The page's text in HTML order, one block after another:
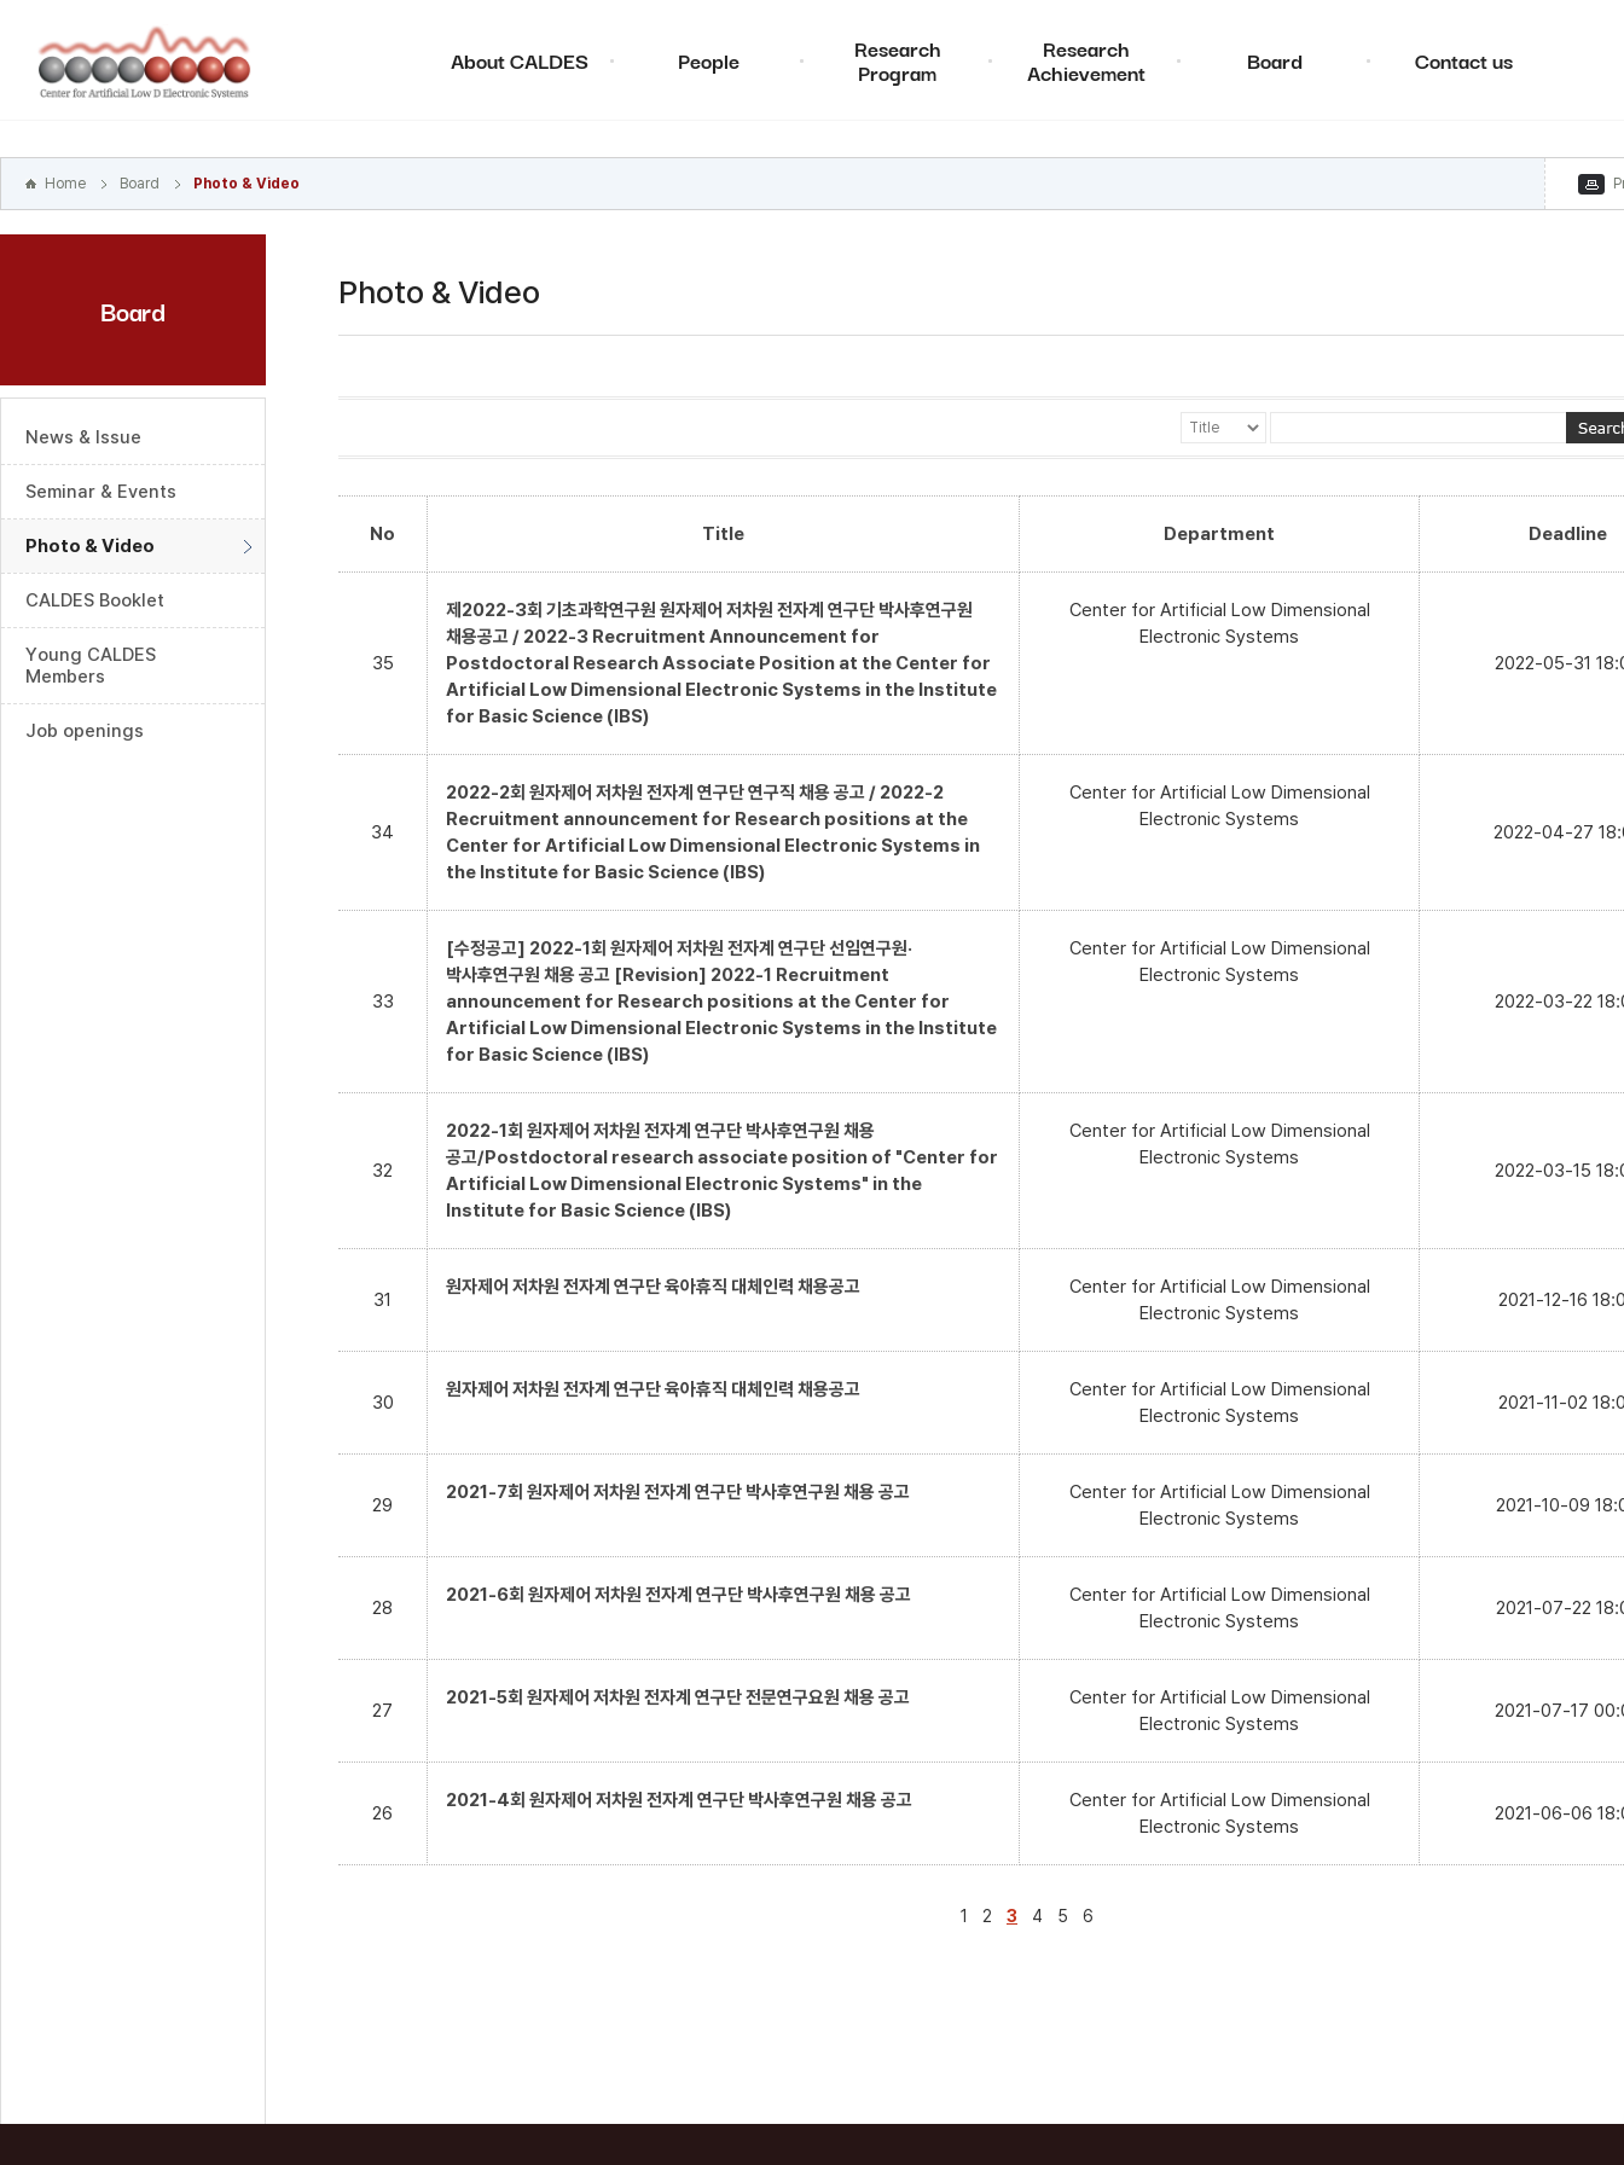
바로가기
주메뉴
바로가기
About CALDES People Research
Program
Research
Achievement Board Contact us
Home Board Photo & Video
Board
News & Issue
Seminar & Events
Photo & Video
CALDES Booklet
Young CALDES
Members
Job openings
Photo & Video
No Title Department Deadline
35
제2022-3회 기초과학연구원 원자제어 저차원 전자계 연구단 박사후연구원
채용공고 / 2022-3 Recruitment Announcement for
Postdoctoral Research Associate Position at the Center for
Artificial Low Dimensional Electronic Systems in the Institute
for Basic Science (IBS)
Center for Artificial Low Dimensional
Electronic Systems
2022-05-31
34
2022-2회 원자제어 저차원 전자계 연구단 연구직 채용 공고 / 2022-2
Recruitment announcement for Research positions at the
Center for Artificial Low Dimensional Electronic Systems in
the Institute for Basic Science (IBS)
Center for Artificial Low Dimensional
Electronic Systems
2022-04-27
33
[수정공고] 2022-1회 원자제어 저차원 전자계 연구단 선임연구원·
박사후연구원 채용 공고 [Revision] 2022-1 Recruitment
announcement for Research positions at the Center for
Artificial Low Dimensional Electronic Systems in the Institute
for Basic Science (IBS)
Center for Artificial Low Dimensional
Electronic Systems
2022-03-22
32
2022-1회 원자제어 저차원 전자계 연구단 박사후연구원 채용
공고/Postdoctoral research associate position of "Center for
Artificial Low Dimensional Electronic Systems" in the
Institute for Basic Science (IBS)
Center for Artificial Low Dimensional
Electronic Systems
2022-03-15
31
원자제어 저차원 전자계 연구단 육아휴직 대체인력 채용공고
Center for Artificial Low Dimensional
Electronic Systems
2021-12-16
30
원자제어 저차원 전자계 연구단 육아휴직 대체인력 채용공고
Center for Artificial Low Dimensional
Electronic Systems
2021-11-02
29
2021-7회 원자제어 저차원 전자계 연구단 박사후연구원 채용 공고
Center for Artificial Low Dimensional
Electronic Systems
2021-10-09
28
2021-6회 원자제어 저차원 전자계 연구단 박사후연구원 채용 공고
Center for Artificial Low Dimensional
Electronic Systems
2021-07-22
27
2021-5회 원자제어 저차원 전자계 연구단 전문연구요원 채용 공고
Center for Artificial Low Dimensional
Electronic Systems
2021-07-17
26
2021-4회 원자제어 저차원 전자계 연구단 박사후연구원 채용 공고
Center for Artificial Low Dimensional
Electronic Systems
2021-06-06
1 2 3 4 5 6